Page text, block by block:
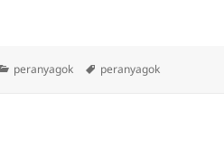
Categories
peranyagok Tags
peranyagok